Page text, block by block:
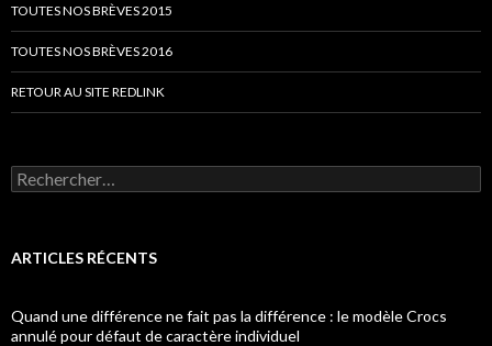
TOUTES NOS BRÈVES 2015
TOUTES NOS BRÈVES 2016
RETOUR AU SITE REDLINK
Rechercher :
ARTICLES RÉCENTS
Quand une différence ne fait pas la différence : le modèle Crocs
annulé pour défaut de caractère individuel